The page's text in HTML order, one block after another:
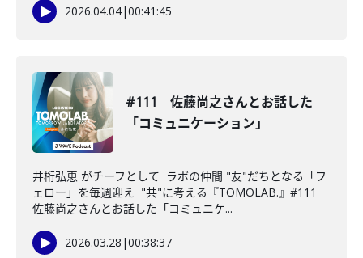
2026.04.04|00:41:45
#111 佐藤尚之さんとお話した
「コミュニケーション」
井桁弘恵 がチーフとして ラボの仲間 "友"だちとなる「フ
ェロー」を毎週迎え "共"に考える『TOMOLAB.』#111
佐藤尚之さんとお話した「コミュニケ...
2026.03.28 |00:38:37